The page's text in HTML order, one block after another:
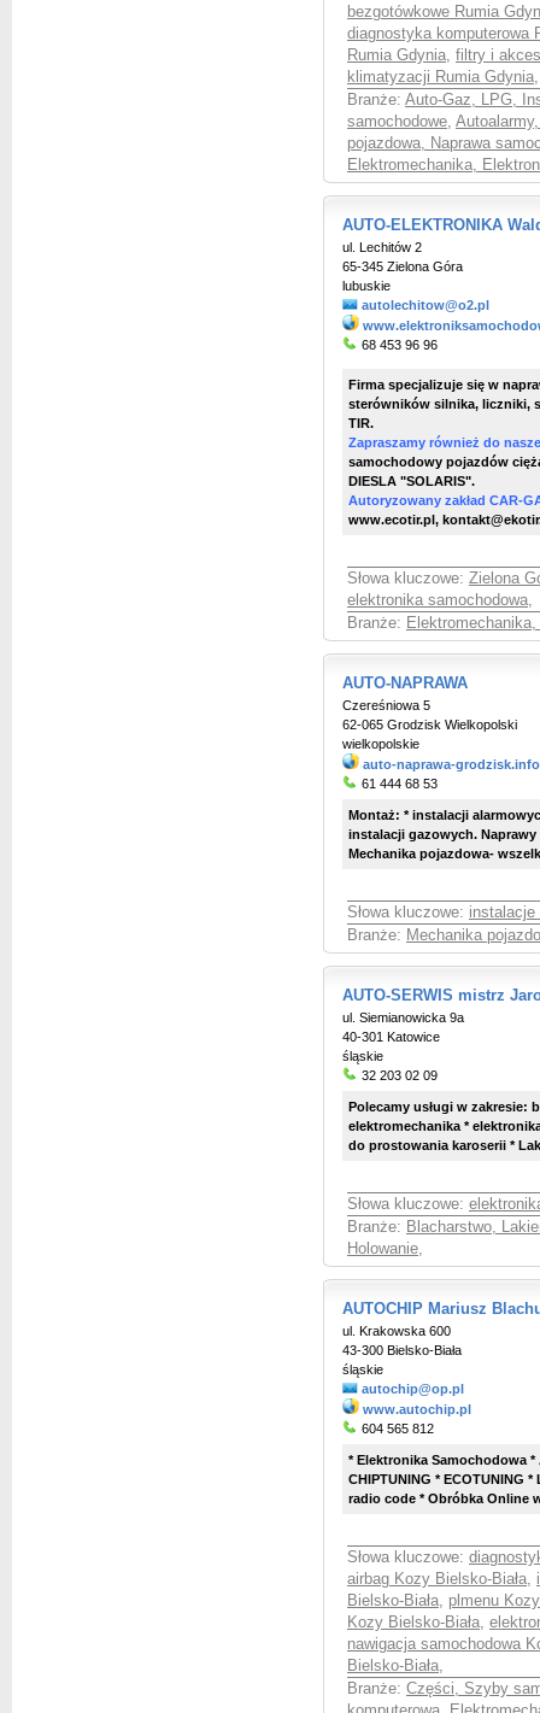
bezgotówkowe Rumia
diagnostyka komputerowa
Rumia Gdynia, filtry i
klimatyzacji Rumia Gdynia,
Branże: Auto-Gaz, LPG,
samochodowe,
pojazdowa, Naprawa
Elektromechanika,
AUTO-ELEKTRONIKA
ul. Lechitów 2
65-345 Zielona Góra
lubuskie
autolechitow@o2.pl
68 453 96 96
Firma specjalizuje się w
sterówników silnika, liczniki,
TIR.
Zapraszamy również do
samochodowy pojazdów
DIESLA "SOLARIS".
Autoryzowany zakład CAR-
www.ecotir.pl,
Słowa kluczowe: Zielona
elektronika samochodowa,
Branże:
AUTO-NAPRAWA
Czereśniowa 5
62-065 Grodzisk Wielkopolski
wielkopolskie
auto-naprawa-
61 444 68 53
Montaż: * instalacji
instalacji gazowych.
Mechanika pojazdowa-
Słowa kluczowe: instalacje
Branże: Mechanika
AUTO-SERWIS mistrz
ul. Siemianowicka 9a
40-301 Katowice
śląskie
32 203 02 09
Polecamy usługi w zakresie:
elektromechanika *
do prostowania karoserii *
Słowa kluczowe:
Branże: Blacharstwo,
Holowanie,
AUTOCHIP Mariusz
ul. Krakowska 600
43-300 Bielsko-Biała
śląskie
autochip@op.pl
www.autochip.pl
604 565 812
* Elektronika Samochodowa *
CHIPTUNING * ECOTUNING
radio code * Obróbka Online
Słowa kluczowe:
airbag Kozy Bielsko-Biała,
Bielsko-Biała, plmenu
Kozy Bielsko-Biała,
nawigacja samochodowa
Bielsko-Biała,
Branże: Części, Szyby